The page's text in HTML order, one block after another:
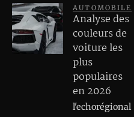
AUTOMOBILE
Analyse des
couleurs de
voiture les
plus
populaires
en 2026
l'echorégional